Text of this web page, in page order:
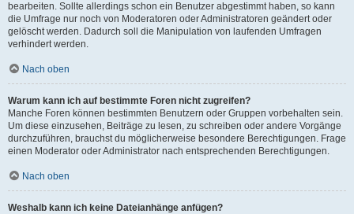
bearbeiten. Sollte allerdings schon ein Benutzer abgestimmt haben, so kann
die Umfrage nur noch von Moderatoren oder Administratoren geändert oder
gelöscht werden. Dadurch soll die Manipulation von laufenden Umfragen
verhindert werden.
Nach oben
Warum kann ich auf bestimmte Foren nicht zugreifen?
Manche Foren können bestimmten Benutzern oder Gruppen vorbehalten sein.
Um diese einzusehen, Beiträge zu lesen, zu schreiben oder andere Vorgänge
durchzuführen, brauchst du möglicherweise besondere Berechtigungen. Frage
einen Moderator oder Administrator nach entsprechenden Berechtigungen.
Nach oben
Weshalb kann ich keine Dateianhänge anfügen?